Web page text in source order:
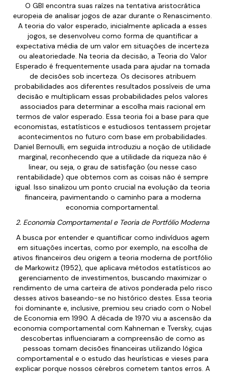
O GBI encontra suas raízes na tentativa aristocrática
europeia de analisar jogos de azar durante o Renascimento.
A teoria do valor esperado, inicialmente aplicada a esses
jogos, se desenvolveu como forma de quantificar a
expectativa média de um valor em situações de incerteza
ou aleatoriedade. Na teoria da decisão, a Teoria do Valor
Esperado é frequentemente usada para ajudar na tomada
de decisões sob incerteza. Os decisores atribuem
probabilidades aos diferentes resultados possíveis de uma
decisão e multiplicam essas probabilidades pelos valores
associados para determinar a escolha mais racional em
termos de valor esperado. Essa teoria foi a base para que
economistas, estatísticos e estudiosos tentassem projetar
acontecimentos no futuro com base em probabilidades.
Daniel Bernoulli, em seguida introduziu a noção de utilidade
marginal, reconhecendo que a utilidade da riqueza não é
linear, ou seja, o grau de satisfação (ou nesse caso
rentabilidade) que obtemos com as coisas não é sempre
igual. Isso sinalizou um ponto crucial na evolução da teoria
financeira, pavimentando o caminho para a moderna
economia comportamental.
2. Economia Comportamental e Teoria de Portfólio Moderna
A busca por entender e quantificar como indivíduos agem
em situações incertas, como por exemplo, na escolha de
ativos financeiros deu origem a teoria moderna de portfólio
de Markowitz (1952), que aplicava métodos estatísticos ao
gerenciamento de investimentos, buscando maximizar o
rendimento de uma carteira de ativos ponderada pelo risco
desses ativos baseando-se no histórico destes. Essa teoria
foi dominante e, inclusive, premiou seu criado com o Nobel
de Economia em 1990. A década de 1970 viu a ascensão da
economia comportamental com Kahneman e Tversky, cujas
descobertas influenciaram a compreensão de como as
pessoas tomam decisões financeiras utilizando lógica
comportamental e o estudo das heurísticas e vieses para
explicar porque nossos cérebros cometem tantos erros. A